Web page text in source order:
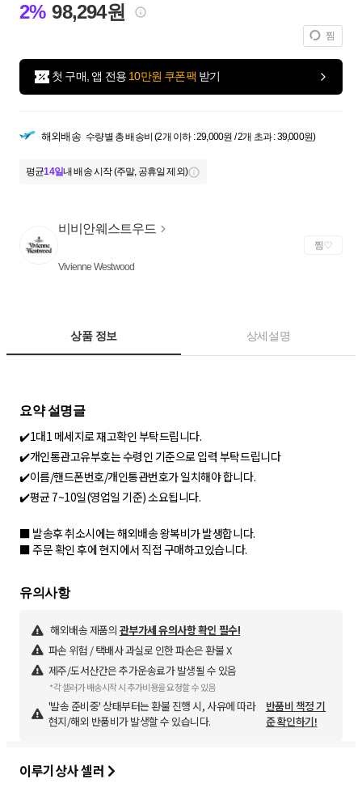
2% 98,294원
찜
첫 구매, 앱 전용 10만원 쿠폰팩 받기
해외배송 수량별 총 배송비 (2개 이하 : 29,000원 / 2개 초과 : 39,000원)
평균14일내 배송 시작 (주말, 공휴일 제외)
비비안웨스트우드
Vivienne Westwood
찜
상품 정보 상세설명
요약 설명글
✔️1대1 메세지로 재고확인 부탁드립니다.
✔️개인통관고유부호는 수령인 기준으로 입력 부탁드립니다
✔️이름/핸드폰번호/개인통관번호가 일치해야 합니다.
✔️평균 7~10일(영업일 기준) 소요됩니다.
■ 발송후 취소시에는 해외배송 왕복비가 발생합니다.
■ 주문 확인 후에 현지에서 직접 구매하고있습니다.
유의사항
해외배송 제품의 관부가세 유의사항 확인 필수!
파손 위험 / 택배사 과실로 인한 파손은 환불 X
제주/도서산간은 추가운송료가 발생될 수 있음
*각 셀러가 배송시작 시 추가비용을 요청할 수 있음
'발송 준비중' 상태부터는 환불 진행 시, 사유에 따라
현지/해외 반품비가 발생할 수 있습니다.
반품비 책정 기
준 확인하기!
이루기상사 셀러